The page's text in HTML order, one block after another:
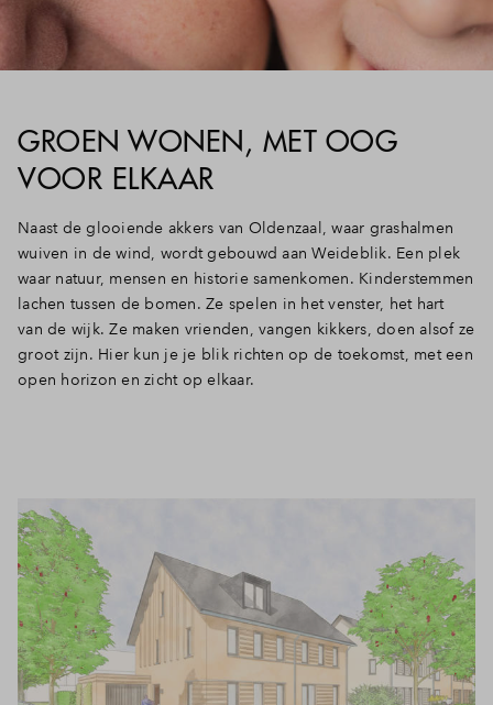
Inloggen
GROEN WONEN, MET OOG
VOOR ELKAAR
Naast de glooiende akkers van Oldenzaal, waar grashalmen
wuiven in de wind, wordt gebouwd aan Weideblik. Een plek
waar natuur, mensen en historie samenkomen. Kinderstemmen
lachen tussen de bomen. Ze spelen in het venster, het hart
van de wijk. Ze maken vrienden, vangen kikkers, doen alsof ze
groot zijn. Hier kun je je blik richten op de toekomst, met een
open horizon en zicht op elkaar.